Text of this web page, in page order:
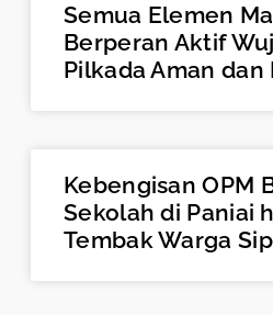
Semua Elemen
Berperan Aktif
Pilkada Aman dan
Kebengisan OPM
Sekolah di Paniai
Tembak Warga